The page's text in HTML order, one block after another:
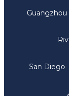
Guangzhou
San Diego